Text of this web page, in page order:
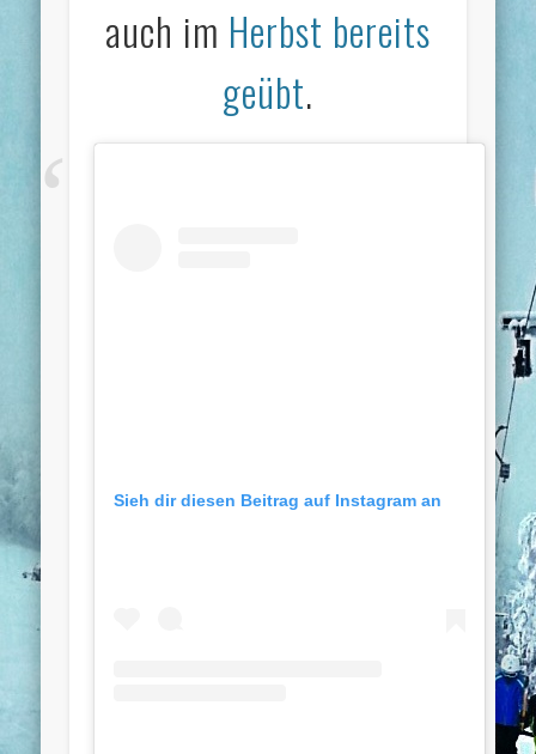
auch im Herbst bereits
geübt.
Sieh dir diesen Beitrag auf Instagram an